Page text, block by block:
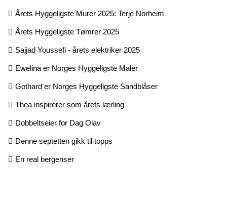
Årets Hyggeligste Murer 2025: Terje Norheim
Årets Hyggeligste Tømrer 2025
Sajjad Youssefi - årets elektriker 2025
Ewelina er Norges Hyggeligste Maler
Gothard er Norges Hyggeligste Sandblåser
Thea inspirerer som årets lærling
Dobbeltseier for Dag Olav
Denne septetten gikk til topps
En real bergenser